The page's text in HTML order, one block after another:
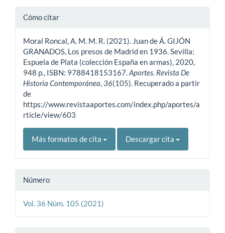
del
artículo
Detalles
artículo
Cómo citar
Moral Roncal, A. M. M. R. (2021). Juan de Á. GIJÓN
GRANADOS, Los presos de Madrid en 1936. Sevilla:
Espuela de Plata (colección España en armas), 2020,
948 p., ISBN: 9788418153167.Aportes. Revista De
Historia Contemporánea,36(105). Recuperado a partir
de
https://www.revistaaportes.com/index.php/aportes/a
rticle/view/603
Más formatos de cita Descargar cita
Número
Vol. 36 Núm. 105 (2021)